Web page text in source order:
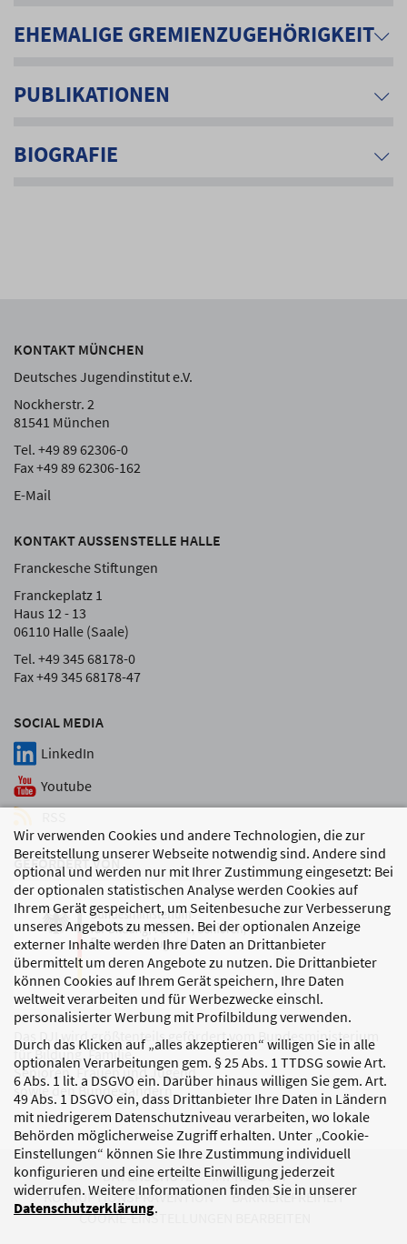
Wir verwenden Cookies und andere Technologien, die zur
Bereitstellung unserer Webseite notwendig sind. Andere sind
optional und werden nur mit Ihrer Zustimmung eingesetzt: Bei
der optionalen statistischen Analyse werden Cookies auf
Ihrem Gerät gespeichert, um Seitenbesuche zur Verbesserung
unseres Angebots zu messen. Bei der optionalen Anzeige
externer Inhalte werden Ihre Daten an Drittanbieter
übermittelt um deren Angebote zu nutzen. Die Drittanbieter
können Cookies auf Ihrem Gerät speichern, Ihre Daten
weltweit verarbeiten und für Werbezwecke einschl.
personalisierter Werbung mit Profilbildung verwenden.
Durch das Klicken auf „alles akzeptieren“ willigen Sie in alle
optionalen Verarbeitungen gem. § 25 Abs. 1 TTDSG sowie Art.
6 Abs. 1 lit. a DSGVO ein. Darüber hinaus willigen Sie gem. Art.
49 Abs. 1 DSGVO ein, dass Drittanbieter Ihre Daten in Ländern
mit niedrigerem Datenschutzniveau verarbeiten, wo lokale
Behörden möglicherweise Zugriff erhalten. Unter „Cookie-
Einstellungen“ können Sie Ihre Zustimmung individuell
konfigurieren und eine erteilte Einwilligung jederzeit
widerrufen. Weitere Informationen finden Sie in unserer
Datenschutzerklärung.
EHEMALIGE GREMIENZUGEHÖRIGKEIT
PUBLIKATIONEN
BIOGRAFIE
SOCIAL MEDIA
LinkedIn
Youtube
KONTAKT MÜNCHEN
Deutsches Jugendinstitut e.V.
Nockherstr. 2
81541 München
Tel. +49 89 62306-0
Fax +49 89 62306-162
E-Mail
KONTAKT AUSSENSTELLE HALLE
Franckesche Stiftungen
Franckeplatz 1
Haus 12 - 13
06110 Halle (Saale)
Tel. +49 345 68178-0
Fax +49 345 68178-47
GEFÖRDERT VON
Das DJI wird größtenteils gefördert vom Bundesministerium
für Bildung, Familie,
Senioren, Frauen und Jugend
sowie den Bundesländern.
DATENSCHUTZ
IMPRESSUM
KORRUPTIONSPRÄVENTION
BARRIEREFREIHEIT
COOKIE-EINSTELLUNGEN BEARBEITEN